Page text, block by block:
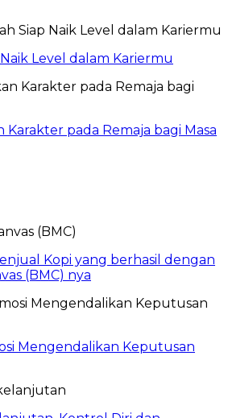
Level dalam Kariermu
Karakter pada Remaja bagi Masa
Kopi yang berhasil dengan
(BMC) nya
Mengendalikan Keputusan